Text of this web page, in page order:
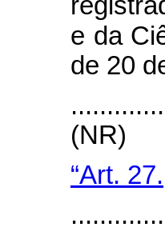
e da
de 20
(NR)
“Art. 27.